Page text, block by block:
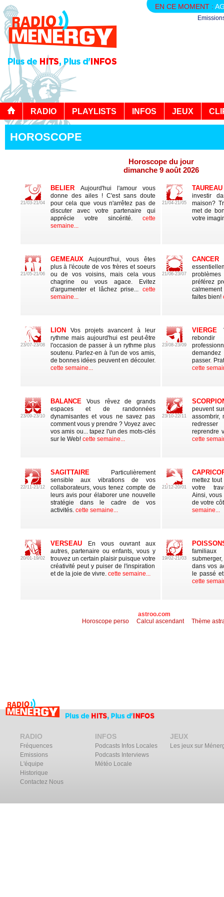
EN CE MOMENT :
RADIO PLAYLISTS INFOS JEUX
HOROSCOPE
RADIO
Fréquences
Emissions
L'équipe
Historique
Contactez Nous
INFOS
Podcasts Infos Locales
Podcasts Interviews
Météo Locale
JEUX
Les jeux sur